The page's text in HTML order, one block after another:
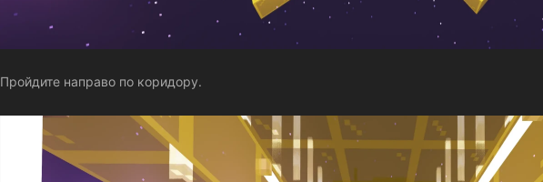
Пройдите направо по коридору.